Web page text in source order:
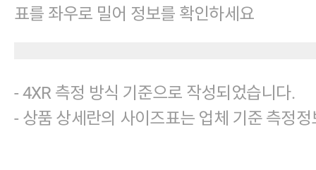
표를 좌우로 밀어 정보를 확인하세요
- 4XR 측정 방식 기준으로 작성되었습니다.
- 상품 상세란의 사이즈표는 업체 기준 측정정